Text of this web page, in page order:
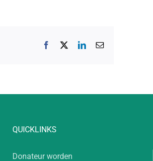
Facebook LinkedIn
E-
QUICKLINKS
Donateur worden